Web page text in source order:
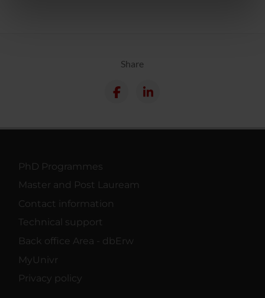
Share
PhD Programmes
Master and Post Lauream
Contact information
Technical support
Back office Area - dbErw
MyUnivr
Privacy policy